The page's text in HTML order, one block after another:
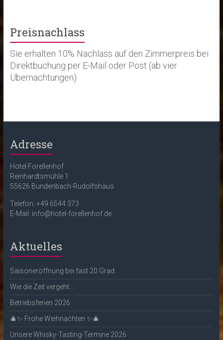
Preisnachlass
Sie erhalten 10% Nachlass auf den Zimmerpreis bei
Direktbuchung per E-Mail oder Post (ab vier
Übernachtungen)
Adresse
Hotel Forellenhof
Reinhardtsmühle 1
55626 Bundenbach-Rudolfshaus
Telefon: +49 6544 373
E-Mail: info@hotel-forellenhof.de
Aktuelles
Saisoneröffnung bei fast 20 Grad
Wie die Zeit vergeht…
Betriebsferien 2026
🎄✨ Frohe Weihnachten ✨🎄
Unsere Whisky-Tasting-Termine 2026